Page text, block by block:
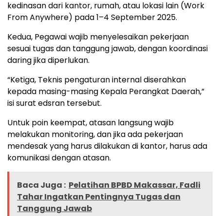
kedinasan dari kantor, rumah, atau lokasi lain (Work
From Anywhere) pada 1–4 September 2025.
Kedua, Pegawai wajib menyelesaikan pekerjaan
sesuai tugas dan tanggung jawab, dengan koordinasi
daring jika diperlukan.
“Ketiga, Teknis pengaturan internal diserahkan
kepada masing-masing Kepala Perangkat Daerah,”
isi surat edsran tersebut.
Untuk poin keempat, atasan langsung wajib
melakukan monitoring, dan jika ada pekerjaan
mendesak yang harus dilakukan di kantor, harus ada
komunikasi dengan atasan.
Baca Juga : Pelatihan BPBD Makassar, Fadli
Tahar Ingatkan Pentingnya Tugas dan
Tanggung Jawab